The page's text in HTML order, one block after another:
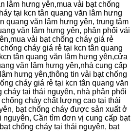
lâm hưng yên,mua vải bạt chống
tại kcn tân quang văn lâm hưng
quang văn lâm hưng yên, trung tâm
văn lâm hưng yên, phân phối vải
vải bạt chống cháy giá rẻ
cháy giá rẻ tại kcn tân quang
tân quang văn lâm hưng yên,cửa
văn lâm hưng yên,nhà cung cấp
hưng yên,thông tin vải bạt chống
cháy giá rẻ tại kcn tân quang văn
tại thái nguyên, nhà phân phối
cháy chất lượng cao tại thái
bạt chống cháy được sản xuất ở
Cần tìm đơn vị cung cấp bạt
chống cháy tại thái nguyên, bạt